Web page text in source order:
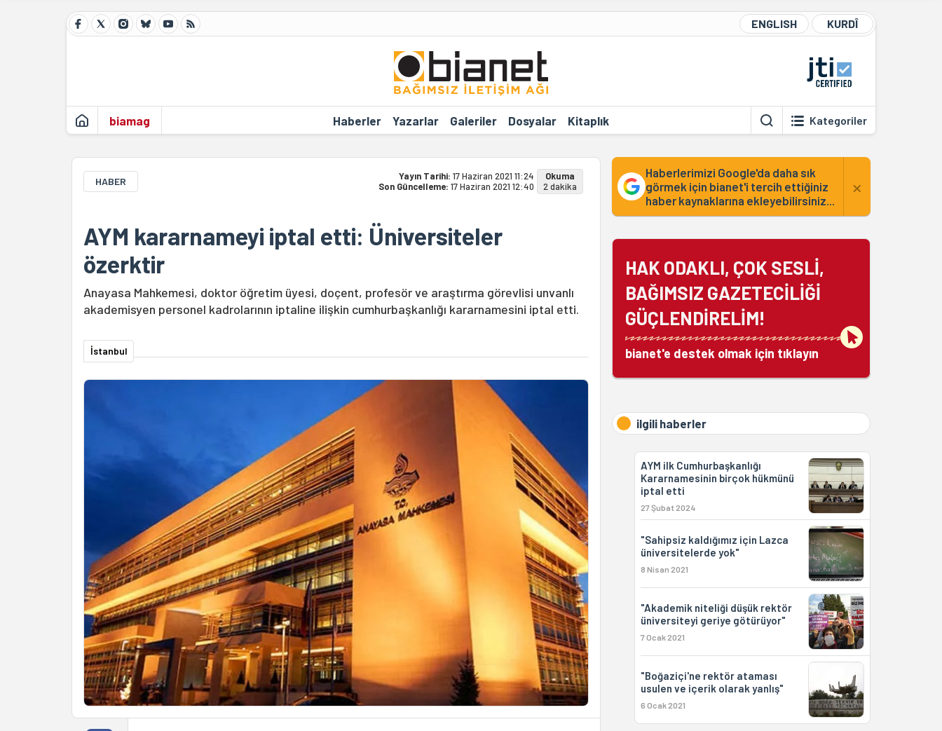
ENGLISH KURDÎ
biamag Haberler Yazarlar Galeriler Dosyalar Kitaplık Kategoriler
HABER Yayın Tarihi: 17 Haziran 2021 11:24
Son Güncelleme: 17 Haziran 2021 12:40
Okuma
2 dakika
AYM kararnameyi iptal etti: Üniversiteler
özerktir
Anayasa Mahkemesi, doktor öğretim üyesi, doçent, profesör ve araştırma görevlisi unvanlı
akademisyen personel kadrolarının iptaline ilişkin cumhurbaşkanlığı kararnamesini iptal etti.
İstanbul
Haberlerimizi Google'da daha sık
görmek için bianet'i tercih ettiğiniz
haber kaynaklarına ekleyebilirsiniz...
×
HAK ODAKLI, ÇOK SESLİ,
BAĞIMSIZ GAZETECİLİĞİ
GÜÇLENDİRELİM!
bianet'e destek olmak için tıklayın
ilgili haberler
AYM ilk Cumhurbaşkanlığı
Kararnamesinin birçok hükmünü
iptal etti
27 Şubat 2024
"Sahipsiz kaldığımız için Lazca
üniversitelerde yok"
8 Nisan 2021
"Akademik niteliği düşük rektör
üniversiteyi geriye götürüyor"
7 Ocak 2021
"Boğaziçi'ne rektör ataması
usulen ve içerik olarak yanlış"
6 Ocak 2021